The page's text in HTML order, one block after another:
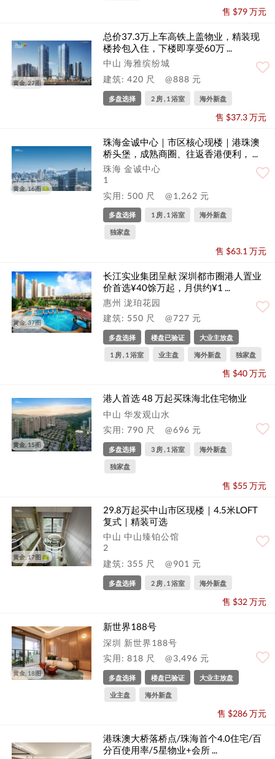
售 $79 万元
黄金, 27图
总价37.3万上车高铁上盖物业，精装现
楼拎包入住，下楼即享受60万 ...
中山 海雅缤纷城
建筑: 420 尺
@888 元
多盘选择 2 房 , 1 浴室 海外新盘
售 $37.3 万元
黄金, 16图
珠海金诚中心｜市区核心现楼｜港珠澳
桥头堡，成熟商圈、往返香港便利， ...
珠海 金诚中心
1
实用: 500 尺
@1,262 元
多盘选择 1 房 , 1 浴室 海外新盘
独家盘
售 $63.1 万元
黄金, 37图
长江实业集团呈献 深圳都市圈港人置业
价首选¥40馀万起，月供约¥1 ...
惠州 泷珀花园
建筑: 550 尺
@727 元
多盘选择 楼盘已验证 大业主放盘
1 房 , 1 浴室 业主盘 海外新盘 独家盘
售 $40 万元
黄金, 15图
港人首选 48 万起买珠海北住宅物业
中山 华发观山水
实用: 790 尺
@696 元
多盘选择 3 房 , 1 浴室 海外新盘
独家盘
售 $55 万元
黄金, 17图
29.8万起买中山市区现楼｜4.5米LOFT
复式｜精装可选
中山 中山臻铂公馆
2
建筑: 355 尺
@901 元
多盘选择 2 房 , 1 浴室 海外新盘
售 $32 万元
黄金, 18图
新世界188号
深圳 新世界188号
实用: 818 尺
@3,496 元
多盘选择 楼盘已验证 大业主放盘
业主盘 海外新盘
售 $286 万元
港珠澳大桥落桥点/珠海首个4.0住宅/百
分百使用率/5星物业+会所 ...